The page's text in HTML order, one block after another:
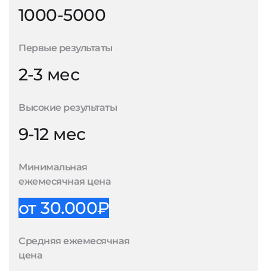
1000-5000
Первые результаты
2-3 мес
Высокие результаты
9-12 мес
Минимальная
ежемесячная цена
от 30.000₽
Средняя ежемесячная
цена